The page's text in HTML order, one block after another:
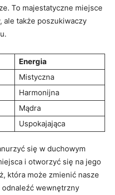
To​ majestatyczne miejsce
ale także poszukiwaczy
Energia
Mistyczna
Harmonijna
Mądra
Uspokajająca
się w ‌duchowym
i otworzyć​ się ⁢na jego
która może zmienić nasze
wewnętrzny